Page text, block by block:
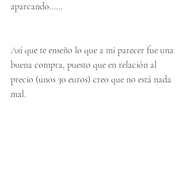
aparcando......
Así que te enseño lo que a mi parecer fue una
buena compra, puesto que en relación al
precio (unos 30 euros) creo que no está nada
mal.